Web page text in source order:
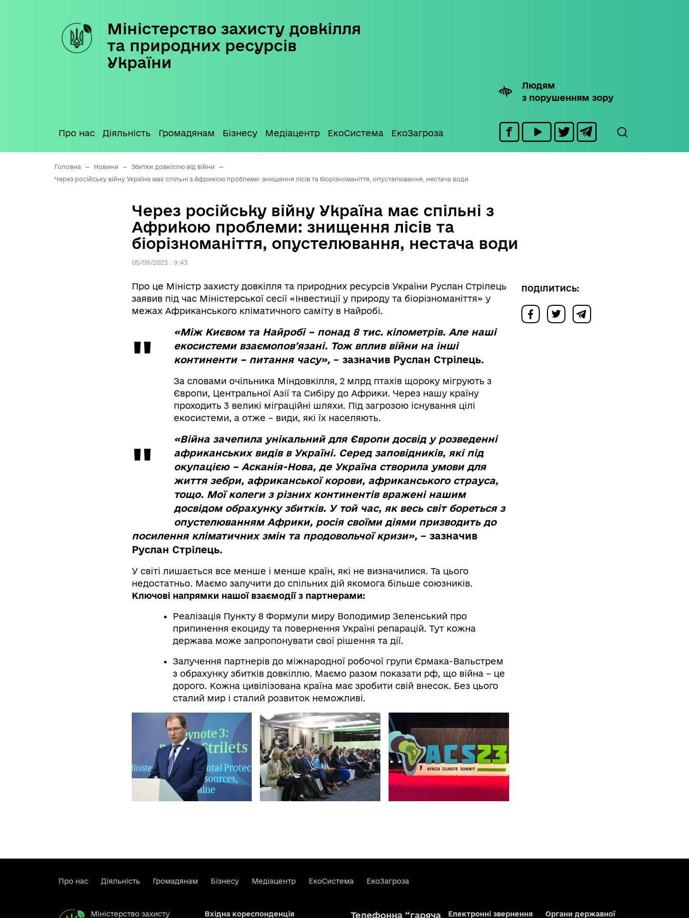
Міністерство захисту довкілля
та природних ресурсів
України
Людям
з порушенням зору
Про нас Діяльність Громадянам Бізнесу Медіацентр ЕкоСистема ЕкоЗагроза
Головна — Новини — Збитки довкіллю від війни
—
Через російську війну Україна має спільні з Африкою проблеми: знищення лісів та біорізноманіття, опустелювання, нестача води
Через російську війну Україна має спільні з
Африкою проблеми: знищення лісів та
біорізноманіття, опустелювання, нестача води
05/09/2023 : 9:43
Про це Міністр захисту довкілля та природних ресурсів України Руслан Стрілець
заявив під час Міністерської сесії «Інвестиції у природу та біорізноманіття» у
межах Африканського кліматичного саміту в Найробі.
«Між Києвом та Найробі – понад 8 тис. кілометрів. Але наші
екосистеми взаємоповʼязані. Тож вплив війни на інші
континенти – питання часу»,– зазначив Руслан Стрілець.
За словами очільника Міндовкілля, 2 млрд птахів щороку мігрують з
Європи, Центральної Азії та Сибіру до Африки. Через нашу країну
проходить 3 великі міграційні шляхи. Під загрозою існування цілі
екосистеми, а отже – види, які їх населяють.
«Війна зачепила унікальний для Європи досвід у розведенні
африканських видів в Україні. Серед заповідників, які під
окупацією – Асканія-Нова, де Україна створила умови для
життя зебри, африканської корови, африканського страуса,
тощо. Мої колеги з різних континентів вражені нашим
досвідом обрахунку збитків. У той час, як весь світ бореться з
опустелюванням Африки, росія своїми діями призводить до
посилення кліматичних змін та продовольчої кризи»,– зазначив
Руслан Стрілець.
У світі лишається все менше і менше країн, які не визначилися. Та цього
недостатньо. Маємо залучити до спільних дій якомога більше союзників.
Ключові напрямки нашої взаємодії з партнерами:
Реалізація Пункту 8 Формули миру Володимир Зеленський про
припинення екоциду та повернення Україні репарацій. Тут кожна
держава може запропонувати свої рішення та дії.
Залучення партнерів до міжнародної робочої групи Єрмака-Вальстрем
з обрахунку збитків довкіллю. Маємо разом показати рф, що війна – це
дорого. Кожна цивілізована країна має зробити свій внесок. Без цього
сталий мир і сталий розвиток неможливі.
ПОДІЛИТИСЬ:
Про нас Діяльність Громадянам Бізнесу Медіацентр ЕкоСистема ЕкоЗагроза
Міністерство захисту Вхідна кореспонденція Телефонна “гаряча Електронні звернення Органи державної